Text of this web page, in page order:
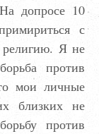
допросе 10
с
религию. Я не
против
мои личные
близких не
против